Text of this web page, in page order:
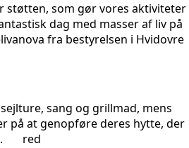
støtten, som gør vores aktiviteter
dag med masser af liv på
fra bestyrelsen i Hvidovre
sang og grillmad, mens
på at genopføre deres hytte, der
red